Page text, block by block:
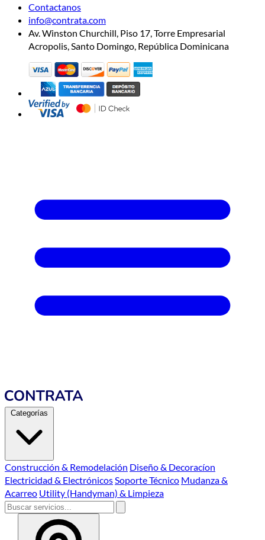
Contactanos
info@contrata.com
Av. Winston Churchill, Piso 17, Torre Empresarial
Acropolis, Santo Domingo, República Dominicana
Categorías
Construcción & Remodelación Diseño & Decoracíon
Electricidad & ElectrónicosSoporte Técnico Mudanza &
Acarreo Utility (Handyman) & Limpieza